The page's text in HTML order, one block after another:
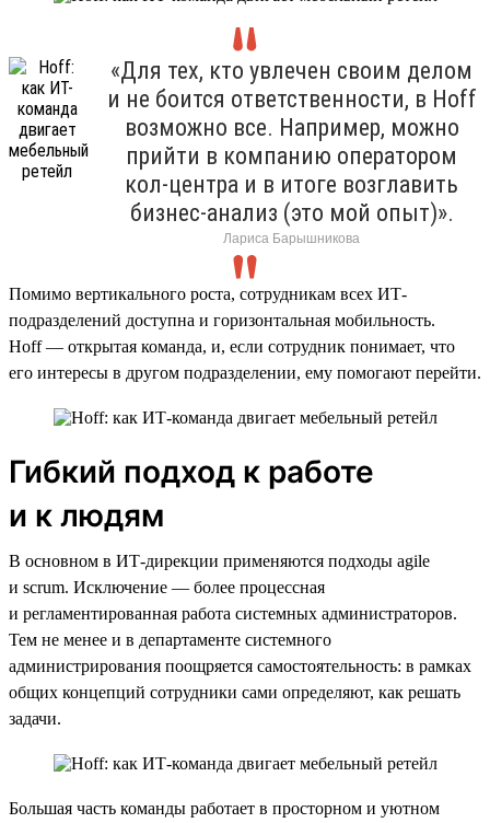
«Для тех, кто увлечен своим делом
и не боится ответственности, в Hoff
возможно все. Например, можно
прийти в компанию оператором
кол-центра и в итоге возглавить
бизнес-анализ (это мой опыт)».
Лариса Барышникова
Помимо вертикального роста, сотрудникам всех ИТ-
подразделений доступна и горизонтальная мобильность.
Hoff — открытая команда, и, если сотрудник понимает, что
его интересы в другом подразделении, ему помогают перейти.
Гибкий подход к работе
и к людям
В основном в ИТ-дирекции применяются подходы agile
и scrum. Исключение — более процессная
и регламентированная работа системных администраторов.
Тем не менее и в департаменте системного
администрирования поощряется самостоятельность: в рамках
общих концепций сотрудники сами определяют, как решать
задачи.
Большая часть команды работает в просторном и уютном